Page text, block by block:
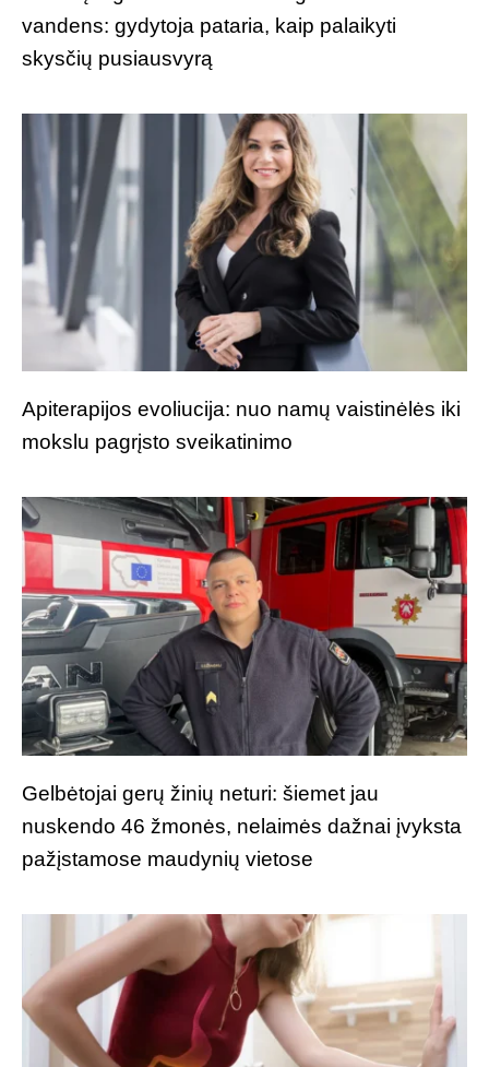
vandens: gydytoja pataria, kaip palaikyti
skysčių pusiausvyrą
Apiterapijos evoliucija: nuo namų vaistinėlės iki
mokslu pagrįsto sveikatinimo
Gelbėtojai gerų žinių neturi: šiemet jau
nuskendo 46 žmonės, nelaimės dažnai įvyksta
pažįstamose maudynių vietose